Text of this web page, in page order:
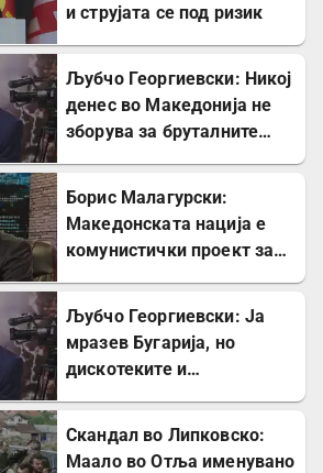
и струјата се под ризик
Љубчо Георгиевски: Никој
денес во Македонија не
зборува за бруталните
Борис Малагурски:
Македонската нација е
комунистички проект за
Љубчо Георгиевски: Ја
мразев Бугарија, но
дискотеките и
сликата
Скандал во Липковско:
Маало во Отља именувано